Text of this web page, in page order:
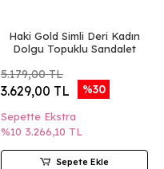
Haki Gold Simli Deri Kadın
Dolgu Topuklu Sandalet
5.179,00 TL
3.629,00 TL %30
Sepette Ekstra
%10 3.266,10 TL
Sepete Ekle